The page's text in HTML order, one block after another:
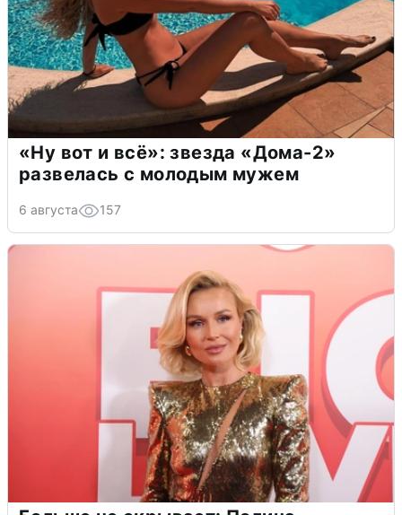
«Ну вот и всё»: звезда «Дома-2»
развелась с молодым мужем
6 августа 157